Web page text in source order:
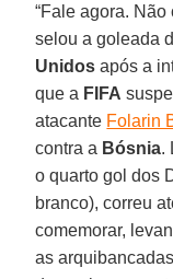
“Fale agora. Não
selou a goleada
Unidos após a
que a FIFA
atacante Folarin
contra a Bósnia.
o quarto gol dos
branco), correu
comemorar,
as